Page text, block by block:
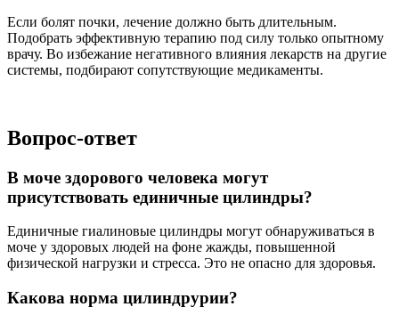
Если болят почки, лечение должно быть длительным.
Подобрать эффективную терапию под силу только опытному
врачу. Во избежание негативного влияния лекарств на другие
системы, подбирают сопутствующие медикаменты.
Вопрос-ответ
В моче здорового человека могут
присутствовать единичные цилиндры?
Единичные гиалиновые цилиндры могут обнаруживаться в
моче у здоровых людей на фоне жажды, повышенной
физической нагрузки и стресса. Это не опасно для здоровья.
Какова норма цилиндрурии?